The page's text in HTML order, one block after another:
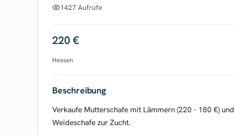
1427 Aufrufe
220 €
Hessen
Beschreibung
Verkaufe Mutterschafe mit Lämmern (220 - 180 €)
Weideschafe zur Zucht.